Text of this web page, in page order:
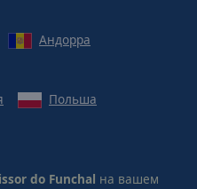
Андорра
Польша
do Funchal на вашем